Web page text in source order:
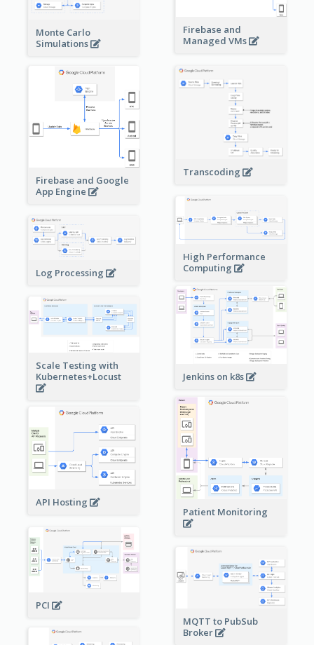
Firebase and
Managed VMs
Monte Carlo
Simulations
Firebase and Google
App Engine
Transcoding
High Performance
Computing
Log Processing
Jenkins on k8s
Scale Testing with
Kubernetes+Locust
Patient Monitoring
API Hosting
PCI
MQTT to PubSub
Broker